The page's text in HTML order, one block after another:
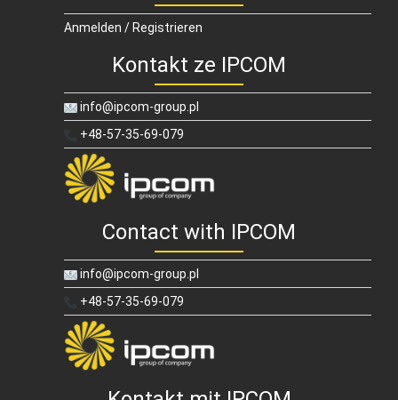
Anmelden / Registrieren
Kontakt ze IPCOM
info@ipcom-group.pl
+48-57-35-69-079
Contact with IPCOM
info@ipcom-group.pl
+48-57-35-69-079